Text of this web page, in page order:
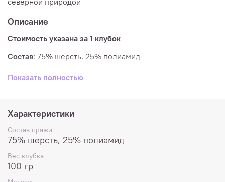
Описание
Стоимость указана за 1 клубок
Состав: 75% шерсть, 25% полиамид
Метраж: 100 г/420 м
Плотностьв образце 10х10см: 30п и 42р
Вес клубка:100гр
Машинная при температуре до 30º, не отбеливать.
Расход
клубков
Показать полностью
Характеристики
Состав пряжи
75% шерсть, 25% полиамид
Вес клубка
100 гр